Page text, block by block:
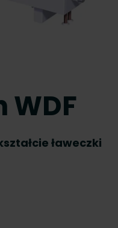
WDF
ławeczki